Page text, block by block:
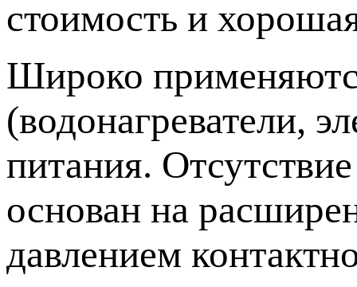
стоимость и
Широко
(водонагреватели,
питания.
основан на
давлением